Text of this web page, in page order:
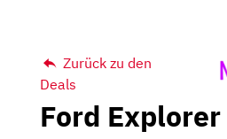
Zurück zu den
Deals
Ford